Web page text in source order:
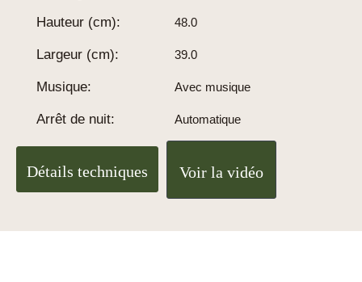
Hauteur (cm): 48.0
Largeur (cm): 39.0
Musique: Avec musique
Arrêt de nuit: Automatique
Détails techniques Voir la vidéo